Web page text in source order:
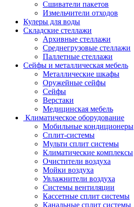
Сшиватели пакетов
Измельчители отходов
Кулеры для воды
Складские стеллажи
Архивные стеллажи
Среднегрузовые стеллажи
Паллетные стеллажи
Сейфы и металлическая мебель
Металлические шкафы
Оружейные сейфы
Сейфы
Верстаки
Медицинская мебель
Климатическое оборудование
Мобильные кондиционеры
Сплит-системы
Мульти сплит системы
Климатические комплексы
Очистители воздуха
Мойки воздуха
Увлажнители воздуха
Системы вентиляции
Кассетные сплит системы
Канальные сплит системы